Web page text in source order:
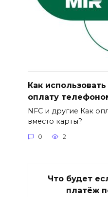
Как
оплату
NFC и другие Как
вместо карты?
0 2
Что будет
платёж